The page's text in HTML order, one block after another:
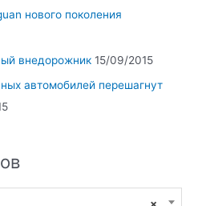
нового поколения
внедорожник 15/09/2015
автомобилей перешагнут
×